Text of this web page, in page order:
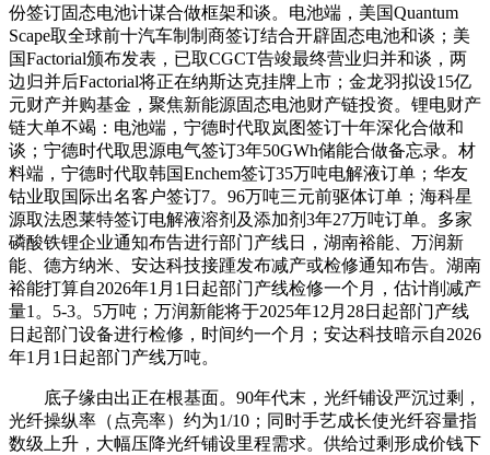
份签订固态电池计谋合做框架和谈。电池端，美国Quantum
Scape取全球前十汽车制制商签订结合开辟固态电池和谈；美
国Factorial颁布发表，已取CGCT告竣最终营业归并和谈，两
边归并后Factorial将正在纳斯达克挂牌上市；金龙羽拟设15亿
元财产并购基金，聚焦新能源固态电池财产链投资。锂电财产
链大单不竭：电池端，宁德时代取岚图签订十年深化合做和
谈；宁德时代取思源电气签订3年50GWh储能合做备忘录。材
料端，宁德时代取韩国Enchem签订35万吨电解液订单；华友
钴业取国际出名客户签订7。96万吨三元前驱体订单；海科星
源取法恩莱特签订电解液溶剂及添加剂3年27万吨订单。多家
磷酸铁锂企业通知布告进行部门产线日，湖南裕能、万润新
能、德方纳米、安达科技接踵发布减产或检修通知布告。湖南
裕能打算自2026年1月1日起部门产线检修一个月，估计削减产
量1。5-3。5万吨；万润新能将于2025年12月28日起部门产线
日起部门设备进行检修，时间约一个月；安达科技暗示自2026
年1月1日起部门产线万吨。
底子缘由出正在根基面。90年代末，光纤铺设严沉过剩，
光纤操纵率（点亮率）约为1/10；同时手艺成长使光纤容量指
数级上升，大幅压降光纤铺设里程需求。供给过剩形成价钱下